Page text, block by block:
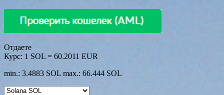
Отдаете
Курс: 1 SOL = 60.2011 EUR
min.: 3.4883 SOL max.: 66.444 SOL